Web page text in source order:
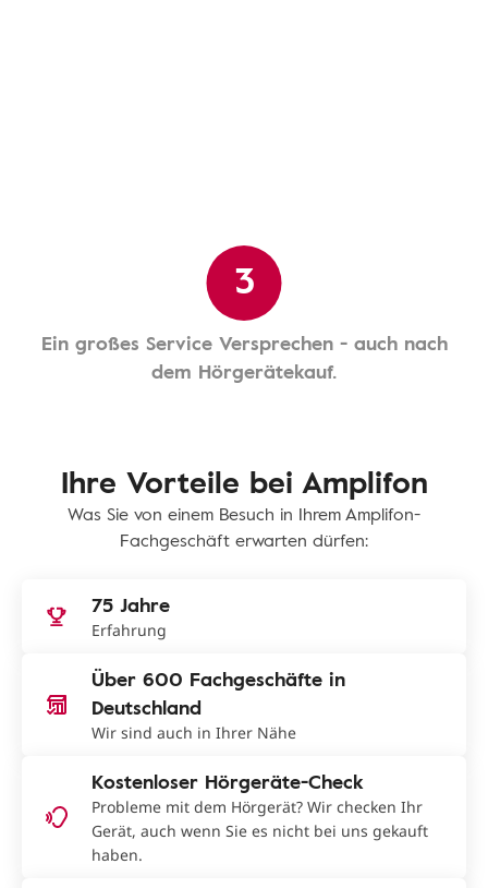
3
Ein großes Service Versprechen - auch nach
dem Hörgerätekauf.
Ihre Vorteile bei Amplifon
Was Sie von einem Besuch in Ihrem Amplifon-
Fachgeschäft erwarten dürfen:
75 Jahre
Erfahrung
Über 600 Fachgeschäfte in
Deutschland
Wir sind auch in Ihrer Nähe
Kostenloser Hörgeräte-Check
Probleme mit dem Hörgerät? Wir checken Ihr
Gerät, auch wenn Sie es nicht bei uns gekauft
haben.